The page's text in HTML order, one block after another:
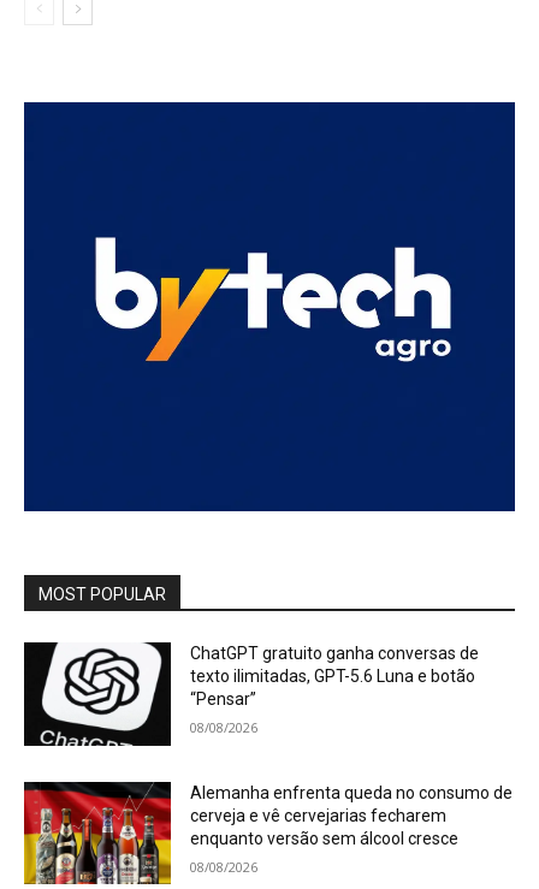
MOST POPULAR
ChatGPT gratuito ganha conversas de
texto ilimitadas, GPT-5.6 Luna e botão
“Pensar”
08/08/2026
Alemanha enfrenta queda no consumo de
cerveja e vê cervejarias fecharem
enquanto versão sem álcool cresce
08/08/2026